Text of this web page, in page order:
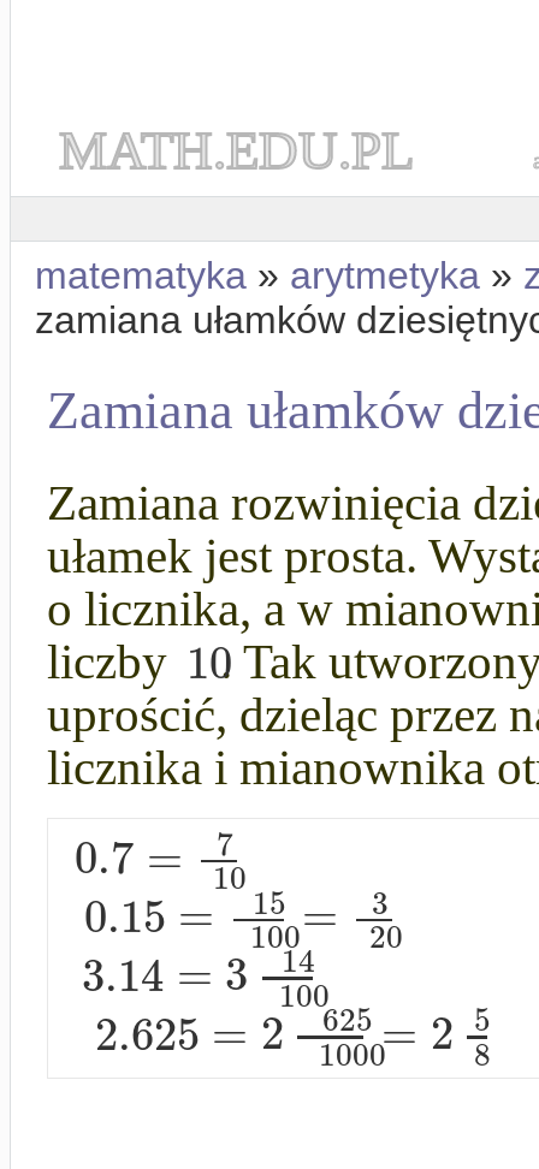
MATH.EDU.PL
matematyka » arytmetyka »
zamiana ułamków
Zamiana ułamków
Zamiana rozwinięcia
ułamek jest prosta.
o licznika, a w
liczby 10. Tak
uprościć, dzieląc przez
licznika i mianownika
0.7 = 7
10
0.15 = 15
100= 3
20
3.14 = 3 14
100
2.625 = 2 625
1000= 2 5
8